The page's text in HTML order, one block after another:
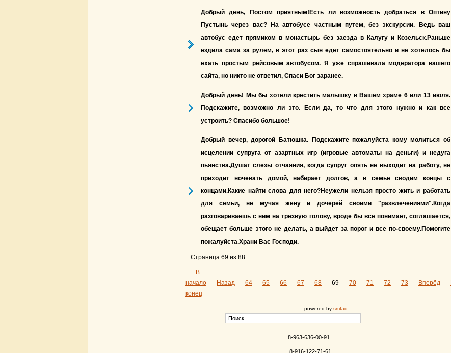
Добрый день, Постом приятным!Есть ли возможность добраться в Оптину
Пустынь через вас? На автобусе частным путем, без экскурсии. Ведь ваш
автобус едет прямиком в монастырь без заезда в Калугу и Козельск.Раньше
ездила сама за рулем, в этот раз сын едет самостоятельно и не хотелось бы
ехать простым рейсовым автобусом. Я уже спрашивала модератора вашего
сайта, но никто не ответил, Спаси Бог заранее.
Добрый день! Мы бы хотели крестить малышку в Вашем храме 6 или 13 июля.
Подскажите, возможно ли это. Если да, то что для этого нужно и как все
устроить? Спасибо большое!
Добрый вечер, дорогой Батюшка. Подскажите пожалуйста кому молиться об
исцелении супруга от азартных игр (игровые автоматы на деньги) и недуга
пьянства.Душат слезы отчаяния, когда супруг опять не выходит на работу, не
приходит ночевать домой, набирает долгов, а в семье сводим концы с
концами.Какие найти слова для него?Неужели нельзя просто жить и работать
для семьи, не мучая жену и дочерей своими "развлечениями".Когда
разговариваешь с ним на трезвую голову, вроде бы все понимает, соглашается,
обещает больше этого не делать, а выйдет за порог и все по-своему.Помогите
пожалуйста.Храни Вас Господи.
Страница 69 из 88
В
начало
Назад 64 65 66 67 68 69 70 71 72 73 Вперёд
конец
powered by smfaq
8-963-636-00-91
8-916-122-71-61